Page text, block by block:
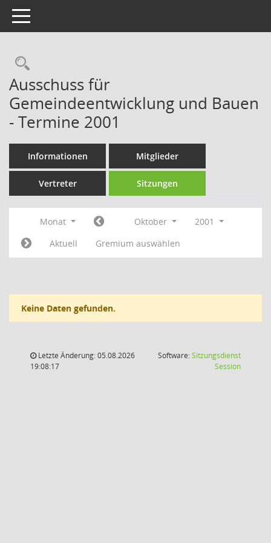
Toggle navigation
Rechercheauswahl
Ausschuss für
Gemeindeentwicklung und Bauen
- Termine 2001
Informationen Mitglieder
Vertreter Sitzungen
Monat Oktober
2001
Aktuell
Gremium auswählen
Keine Daten gefunden.
Letzte Änderung: 05.08.2026
19:08:17
Software:Sitzungsdienst
Session(Wird in